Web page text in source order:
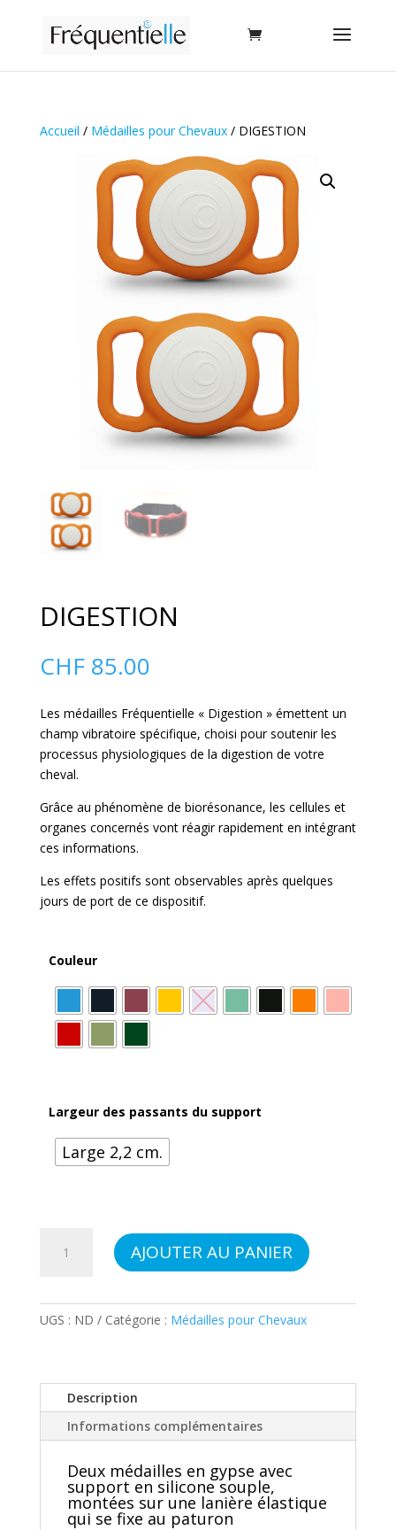
Accueil / Médailles pour Chevaux/ DIGESTION
DIGESTION
CHF85.00
Les médailles Fréquentielle « Digestion » émettent un
champ vibratoire spécifique, choisi pour soutenir les
processus physiologiques de la digestion de votre
cheval.
Grâce au phénomène de biorésonance, les cellules et
organes concernés vont réagir rapidement en intégrant
ces informations.
Les effets positifs sont observables après quelques
jours de port de ce dispositif.
Couleur
Largeur des passants du support
Large 2,2 cm.
AJOUTER AU PANIER
UGS : ND Catégorie : Médailles pour Chevaux
Description
Informations complémentaires
Deux médailles en gypse avec
support en silicone souple,
montées sur une lanière élastique
qui se fixe au paturon